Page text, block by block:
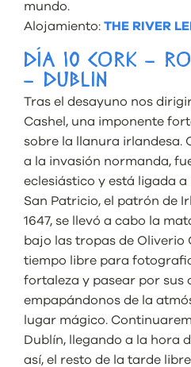
mundo.
Alojamiento: THE RIVER
DÍA 10 CORK –
– DUBLIN
Tras el desayuno nos
Cashel, una imponente
sobre la llanura irlandesa.
a la invasión normanda,
eclesiástico y está ligada
San Patricio, el patrón de
1647, se llevó a cabo la
bajo las tropas de Oliverio
tiempo libre para
fortaleza y pasear por sus
empapándonos de la
lugar mágico.
Dublín, llegando a la hora
así, el resto de la tarde